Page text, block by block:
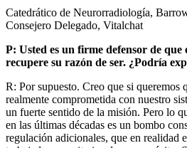
Catedrático de Neurorradiología,
Consejero Delegado, Vitalchat
P: Usted es un firme defensor de
recupere su razón de ser. ¿Podría
R: Por supuesto. Creo que si queremos
realmente comprometida con nuestro
un fuerte sentido de la misión. Pero lo
en las últimas décadas es un bombo
regulación adicionales, que en realidad